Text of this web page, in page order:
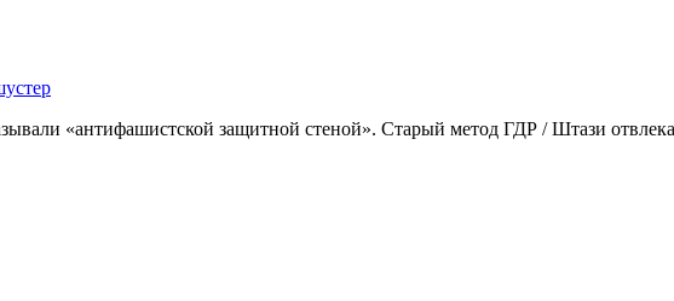
«антифашистской защитной стеной». Старый метод ГДР / Штази